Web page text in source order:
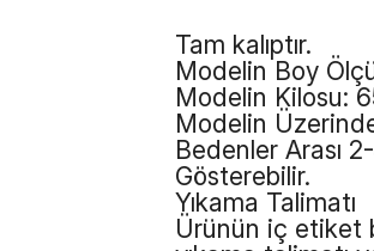
Tam kalıptır.
Modelin Boy
Modelin Kilosu:
Modelin
Bedenler Arası
Gösterebilir.
Yıkama Talimatı
Ürünün iç etiket